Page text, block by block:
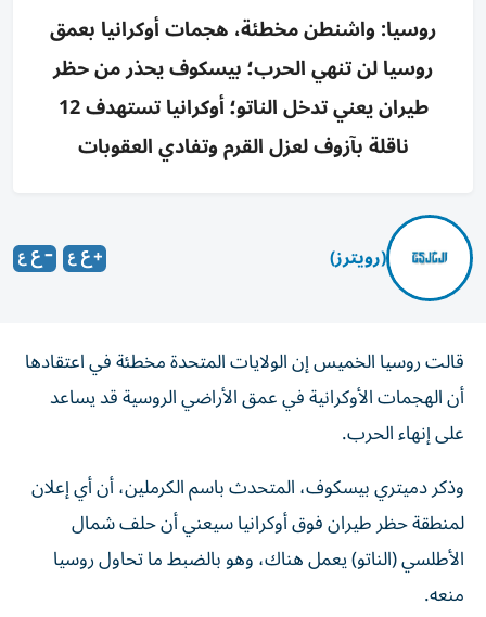
روسيا: واشنطن مخطئة، هجمات أوكرانيا بعمق
روسيا لن تنهي الحرب؛ بيسكوف يحذر من حظر
طيران يعني تدخل الناتو؛ أوكرانيا تستهدف 12
ناقلة بآزوف لعزل القرم وتفادي العقوبات
(رويترز)
قالت روسيا ​الخميس ‌إن الولايات المتحدة ‌مخطئة في اعتقادها
‌أن الهجمات الأوكرانية ⁠في عمق الأراضي الروسية قد يساعد
على إنهاء الحرب.
وذكر ​دميتري بيسكوف، ‌المتحدث باسم الكرملين، أن ⁠أي إعلان
لمنطقة حظر طيران فوق ​أوكرانيا ‌سيعني ‌أن حلف شمال
الأطلسي ‌(الناتو) يعمل هناك، ‌وهو بالضبط ⁠ما ‌تحاول روسيا
منعه.